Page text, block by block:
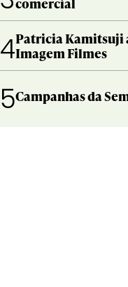
4Patricia Kamitsuji
Imagem Filmes
5Campanhas da